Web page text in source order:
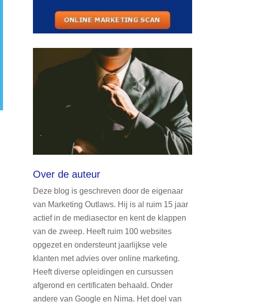
Over de auteur
Deze blog is geschreven door de eigenaar
van Marketing Outlaws. Hij is al ruim 15 jaar
actief in de mediasector en kent de klappen
van de zweep. Heeft ruim 100 websites
opgezet en ondersteunt jaarlijkse vele
klanten met advies over online marketing.
Heeft diverse opleidingen en cursussen
afgerond en certificaten behaald. Onder
andere van Google en Nima. Het doel van